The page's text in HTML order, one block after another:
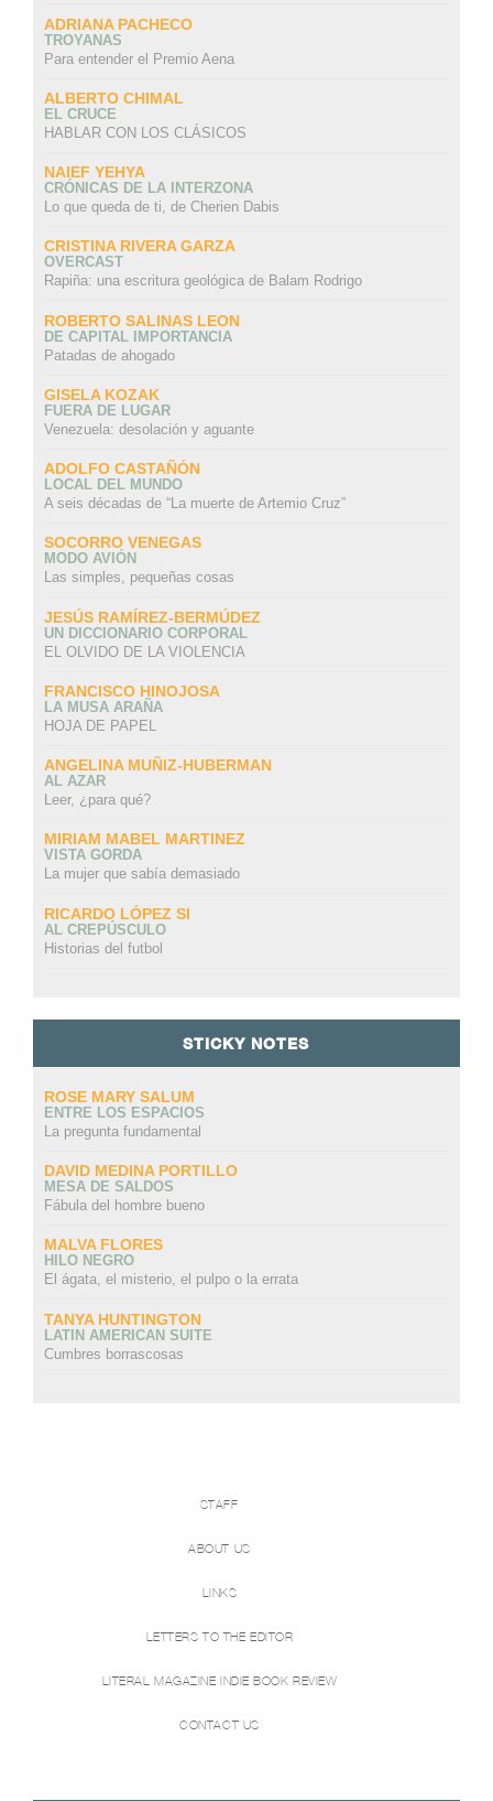
ADRIANA PACHECO
TROYANAS
Para entender el Premio Aena
ALBERTO CHIMAL
EL CRUCE
HABLAR CON LOS CLÁSICOS
NAIEF YEHYA
CRÓNICAS DE LA INTERZONA
Lo que queda de ti, de Cherien Dabis
CRISTINA RIVERA GARZA
OVERCAST
Rapiña: una escritura geológica de Balam Rodrigo
ROBERTO SALINAS LEON
DE CAPITAL IMPORTANCIA
Patadas de ahogado
GISELA KOZAK
FUERA DE LUGAR
Venezuela: desolación y aguante
ADOLFO CASTAÑÓN
LOCAL DEL MUNDO
A seis décadas de “La muerte de Artemio Cruz”
SOCORRO VENEGAS
MODO AVIÓN
Las simples, pequeñas cosas
JESÚS RAMÍREZ-BERMÚDEZ
UN DICCIONARIO CORPORAL
EL OLVIDO DE LA VIOLENCIA
FRANCISCO HINOJOSA
LA MUSA ARAÑA
HOJA DE PAPEL
ANGELINA MUÑIZ-HUBERMAN
AL AZAR
Leer, ¿para qué?
MIRIAM MABEL MARTINEZ
VISTA GORDA
La mujer que sabía demasiado
RICARDO LÓPEZ SI
AL CREPÚSCULO
Historias del futbol
STICKY NOTES
ROSE MARY SALUM
ENTRE LOS ESPACIOS
La pregunta fundamental
DAVID MEDINA PORTILLO
MESA DE SALDOS
Fábula del hombre bueno
MALVA FLORES
HILO NEGRO
El ágata, el misterio, el pulpo o la errata
TANYA HUNTINGTON
LATIN AMERICAN SUITE
Cumbres borrascosas
STAFF
ABOUT US
LINKS
LETTERS TO THE EDITOR
LITERAL MAGAZINE INDIE BOOK REVIEW
CONTACT US